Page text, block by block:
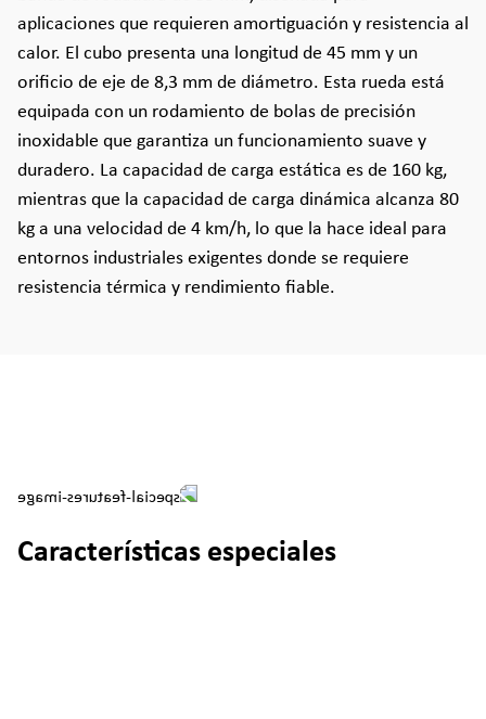
aplicaciones que requieren amortiguación y resistencia al
calor. El cubo presenta una longitud de 45 mm y un
orificio de eje de 8,3 mm de diámetro. Esta rueda está
equipada con un rodamiento de bolas de precisión
inoxidable que garantiza un funcionamiento suave y
duradero. La capacidad de carga estática es de 160 kg,
mientras que la capacidad de carga dinámica alcanza 80
kg a una velocidad de 4 km/h, lo que la hace ideal para
entornos industriales exigentes donde se requiere
resistencia térmica y rendimiento fiable.
Características especiales